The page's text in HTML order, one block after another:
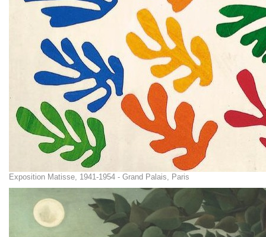
Exposition Matisse, 1941-1954 - Grand Palais, Paris